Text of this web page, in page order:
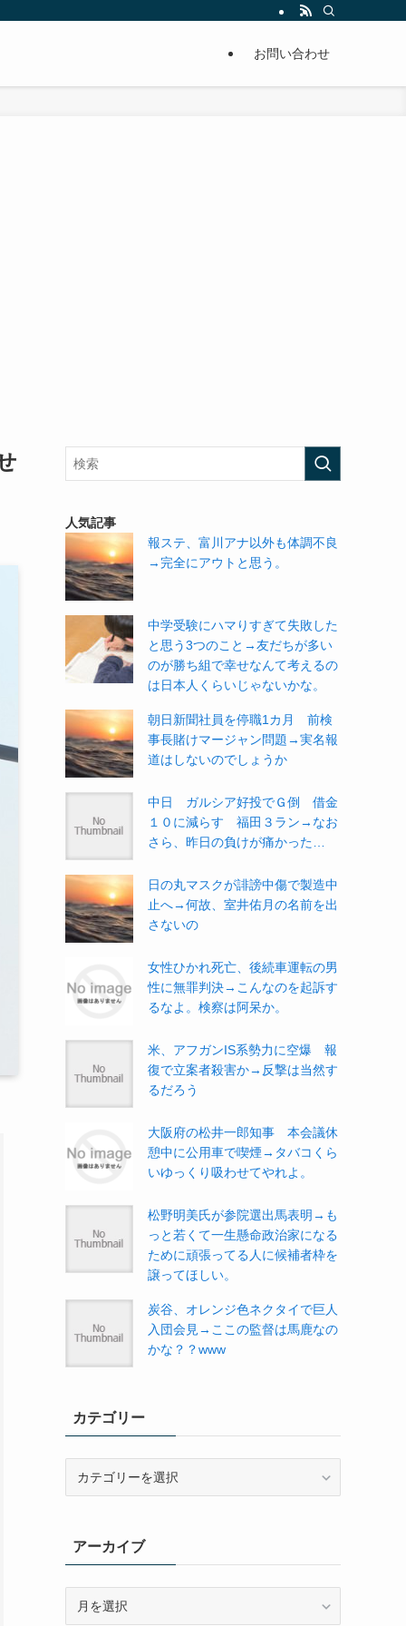
痩せることが出来るように分かりやすくまとめています。
お問い合わせ
人気記事
報ステ、富川アナ以外も体調不良
→完全にアウトと思う。
中学受験にハマりすぎて失敗した
と思う3つのこと→友だちが多い
のが勝ち組で幸せなんて考えるの
は日本人くらいじゃないかな。
朝日新聞社員を停職1カ月 前検
事長賭けマージャン問題→実名報
道はしないのでしょうか
中日 ガルシア好投でＧ倒 借金
１０に減らす 福田３ラン→なお
さら、昨日の負けが痛かった…
日の丸マスクが誹謗中傷で製造中
止へ→何故、室井佑月の名前を出
さないの
女性ひかれ死亡、後続車運転の男
性に無罪判決→こんなのを起訴す
るなよ。検察は阿呆か。
米、アフガンIS系勢力に空爆 報
復で立案者殺害か→反撃は当然す
るだろう
大阪府の松井一郎知事 本会議休
憩中に公用車で喫煙→タバコくら
いゆっくり吸わせてやれよ。
松野明美氏が参院選出馬表明→も
っと若くて一生懸命政治家になる
ために頑張ってる人に候補者枠を
譲ってほしい。
炭谷、オレンジ色ネクタイで巨人
入団会見→ここの監督は馬鹿なの
かな？？www
カテゴリー
ーアーカイブ